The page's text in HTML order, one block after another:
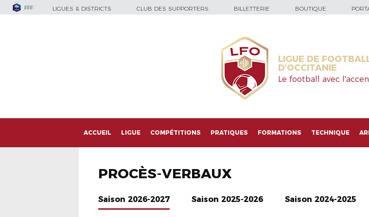
FFF LIGUES & DISTRICTS CLUB DES SUPPORTERS BILLETTERIE BOUTIQUE
LIGUE DE
D'OCCITANIE
Le football avec
ACCUEIL LIGUE COMPÉTITIONS PRATIQUES FORMATIONS TECHNIQUE
PROCÈS-VERBAUX
Saison 2026-2027 Saison 2025-2026 Saison 2024-2025